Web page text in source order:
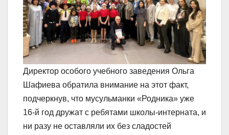
Директор особого учебного заведения Ольга
Шафиева обратила внимание на этот факт,
подчеркнув, что мусульманки «Родника» уже
16-й год дружат с ребятами школы-интерната, и
ни разу не оставляли их без сладостей